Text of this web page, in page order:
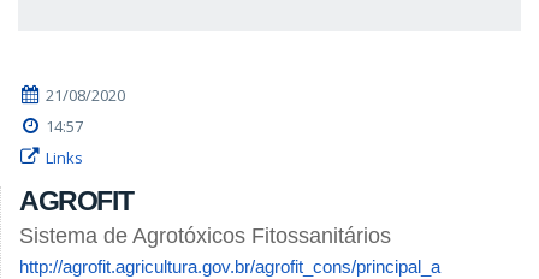
21/08/2020
14:57
Links
AGROFIT
Sistema de Agrotóxicos Fitossanitários
http://agrofit.agricultura.gov.br/agrofit_cons/principal_a